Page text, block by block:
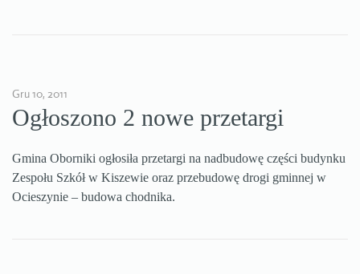
Gru 10, 2011
Ogłoszono 2 nowe przetargi
Gmina Oborniki ogłosiła przetargi na nadbudowę części budynku
Zespołu Szkół w Kiszewie oraz przebudowę drogi gminnej w
Ocieszynie – budowa chodnika.